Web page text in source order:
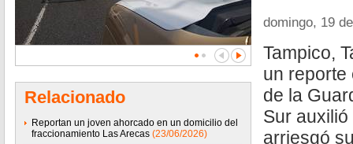
Relacionado
Reportan un joven ahorcado en un domicilio del
fraccionamiento Las Arecas (23/06/2026)
domingo, 19
Tampico,
un reporte
de la
Sur
arriesgó